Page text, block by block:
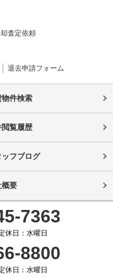
査定依頼
退去申請フォーム
物件検索
閲覧履歴
ッフブログ
概要
7363
休日：水曜日
8800
休日：水曜日